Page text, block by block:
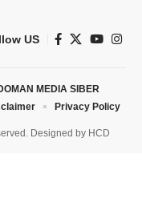
US
Designed by HCD
MEDIA SIBER
Privacy Policy